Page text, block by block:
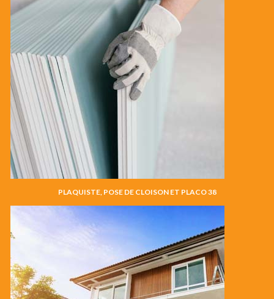
PLAQUISTE, POSE DE CLOISON ET PLACO 38